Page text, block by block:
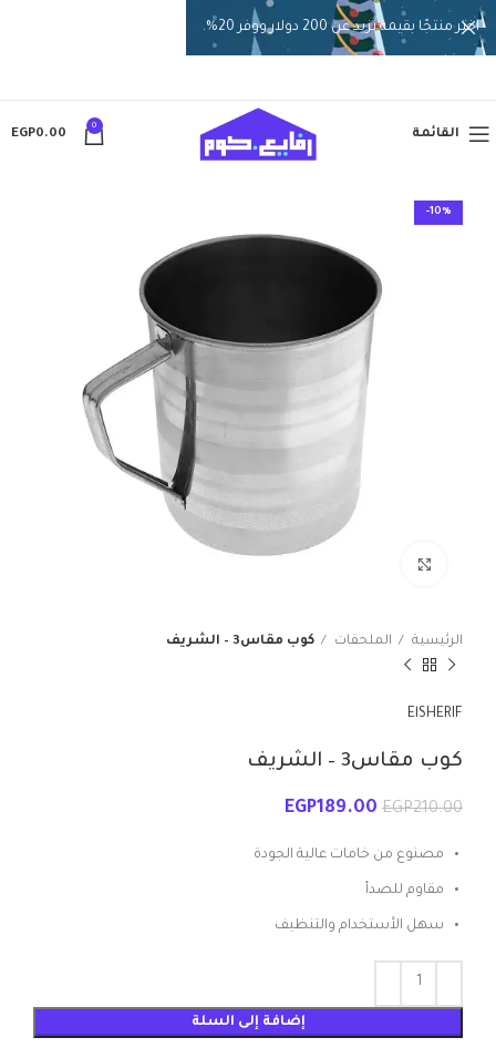
القائمة
0
EGP0.00
-10%
الرئيسية الملحقات كوب مقاس3 – الشريف
ElSHERIF
كوب مقاس3 – الشريف
EGP210.00
EGP189.00
مصنوع من خامات عالية الجودة
مقاوم للصدأ
سهل الأستخدام والتنظيف
إضافة إلى السلة
اختر منتجًا بقيمة تزيد عن 200 دولار ووفر 20%.